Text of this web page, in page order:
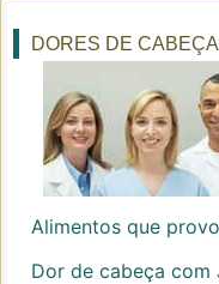
DORES DE CABEÇA
Alimentos que
Dor de cabeça com